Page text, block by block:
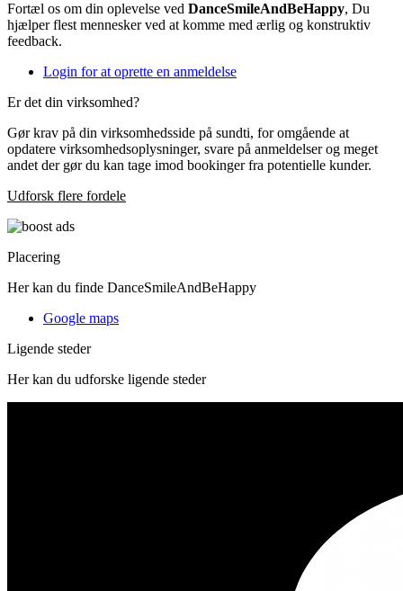
Fortæl os om din oplevelse ved DanceSmileAndBeHappy, Du
hjælper flest mennesker ved at komme med ærlig og konstruktiv
feedback.
Login for at oprette en anmeldelse
Er det din virksomhed?
Gør krav på din virksomhedsside på sundti, for omgående at
opdatere virksomhedsoplysninger, svare på anmeldelser og meget
andet der gør du kan tage imod bookinger fra potentielle kunder.
Udforsk flere fordele
Placering
Her kan du finde DanceSmileAndBeHappy
Google maps
Ligende steder
Her kan du udforske ligende steder